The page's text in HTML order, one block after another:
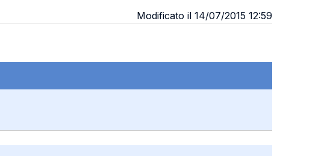
Modificato il 14/07/2015 12:59